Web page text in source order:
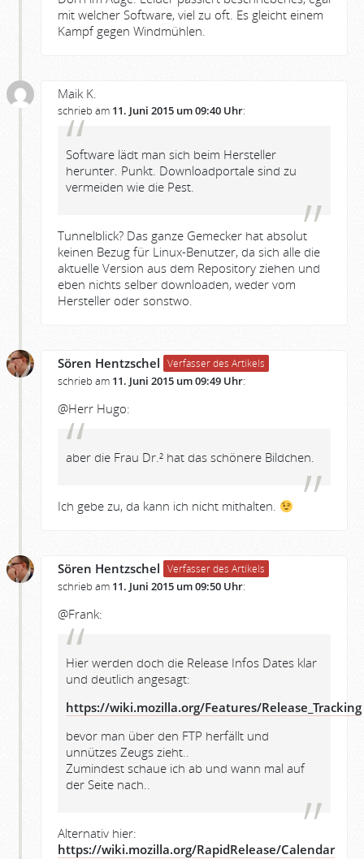
mit welcher Software, viel zu oft. Es gleicht einem
Kampf gegen Windmühlen.
Maik K.
schrieb am 11. Juni 2015 um 09:40 Uhr:
Software lädt man sich beim Hersteller
herunter. Punkt. Downloadportale sind zu
vermeiden wie die Pest.
Tunnelblick? Das ganze Gemecker hat absolut
keinen Bezug für Linux-Benutzer, da sich alle die
aktuelle Version aus dem Repository ziehen und
eben nichts selber downloaden, weder vom
Hersteller oder sonstwo.
Sören Hentzschel Verfasser des Artikels
schrieb am 11. Juni 2015 um 09:49 Uhr:
@Herr Hugo:
aber die Frau Dr.² hat das schönere Bildchen.
Ich gebe zu, da kann ich nicht mithalten.
Sören Hentzschel Verfasser des Artikels
schrieb am 11. Juni 2015 um 09:50 Uhr:
@Frank:
Hier werden doch die Release Infos Dates klar
und deutlich angesagt:
https://wiki.mozilla.org/Features/Release_Tracking
bevor man über den FTP herfällt und
unnützes Zeugs zieht..
Zumindest schaue ich ab und wann mal auf
der Seite nach..
Alternativ hier:
https://wiki.mozilla.org/RapidRelease/Calendar